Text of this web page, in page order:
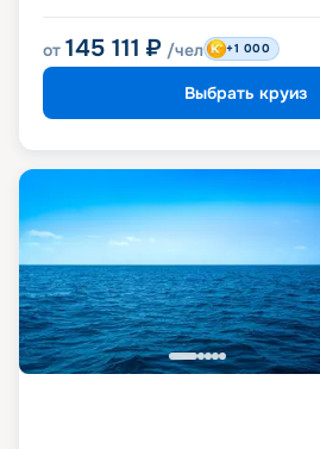
от 145 111 ₽ /чел +1 000
Выбрать круиз